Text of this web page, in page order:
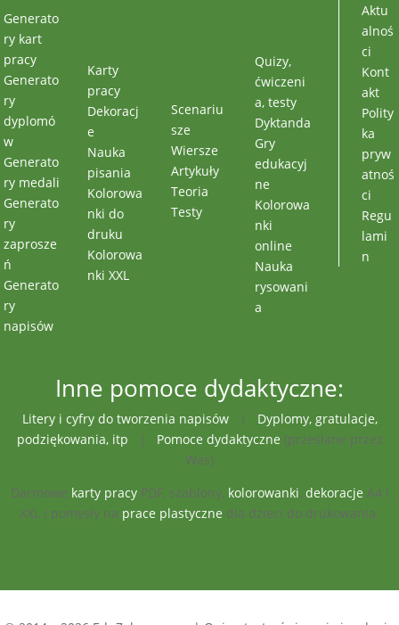
Generato
ry kart
pracy
Generato
ry
dyplomó
w
Generato
ry medali
Generato
ry
zaprosze
ń
Generato
ry
napisów
Karty
pracy
Dekoracj
e
Nauka
pisania
Kolorowa
nki do
druku
Kolorowa
nki XXL
Scenariu
sze
Wiersze
Artykuły
Teoria
Testy
Quizy,
ćwiczeni
a, testy
Dyktanda
Gry
edukacyj
ne
Kolorowa
nki
online
Nauka
rysowani
a
Aktu
alnoś
ci
Kont
akt
Polity
ka
pryw
atnoś
ci
Regu
lami
n
Inne pomoce dydaktyczne:
Litery i cyfry do tworzenia napisów| Dyplomy, gratulacje,
podziękowania, itp | Pomoce dydaktyczne (przesłane przez
Was)
Darmowe karty pracyPDF, szablony, kolorowanki, dekoracje A4 i
XXL i pomysły na prace plastyczne dla dzieci do drukowania.